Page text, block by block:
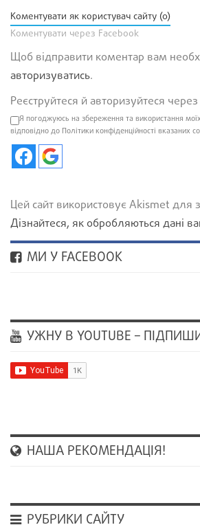
Коментувати як користувач сайту (0)
Коментувати через Facebook
Щоб відправити коментар вам
авторизуватись.
Реєструйтеся й авторизуйтеся
Я погоджуюсь на збереження та використання
відповідно до Політики конфіденційності вказаних
Цей сайт використовує Akismet
Дізнайтеся, як обробляються дані
МИ У FACEBOOK
УЖНУ В YOUTUBE –
НАША РЕКОМЕНДАЦІЯ!
РУБРИКИ САЙТУ